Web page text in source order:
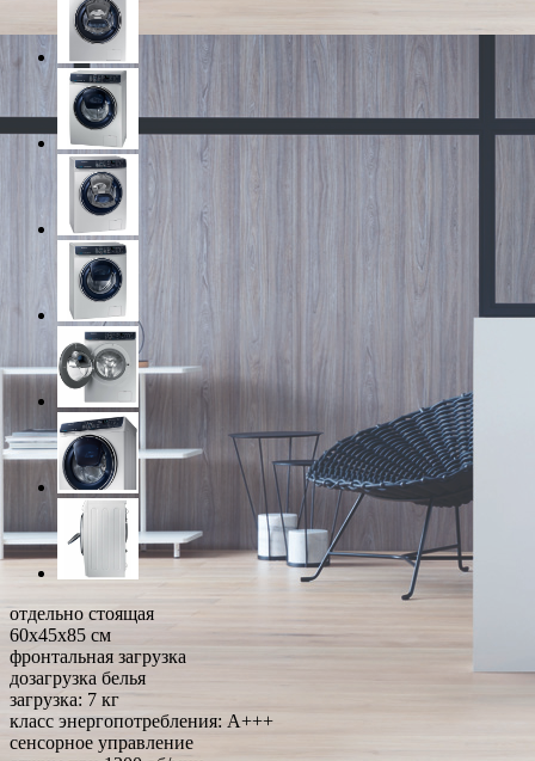
отдельно стоящая
60x45x85 см
фронтальная загрузка
дозагрузка белья
загрузка: 7 кг
класс энергопотребления: A+++
сенсорное управление